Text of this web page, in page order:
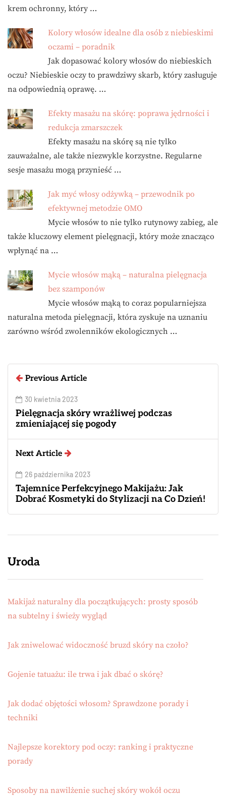
krem ochronny, który …
Kolory włosów idealne dla osób z niebieskimi
oczami – poradnik
Jak dopasować kolory włosów do niebieskich
oczu? Niebieskie oczy to prawdziwy skarb, który zasługuje
na odpowiednią oprawę. …
Efekty masażu na skórę: poprawa jędrności i
redukcja zmarszczek
Efekty masażu na skórę są nie tylko
zauważalne, ale także niezwykle korzystne. Regularne
sesje masażu mogą przynieść …
Jak myć włosy odżywką – przewodnik po
efektywnej metodzie OMO
Mycie włosów to nie tylko rutynowy zabieg, ale
także kluczowy element pielęgnacji, który może znacząco
wpłynąć na …
Mycie włosów mąką – naturalna pielęgnacja
bez szamponów
Mycie włosów mąką to coraz popularniejsza
naturalna metoda pielęgnacji, która zyskuje na uznaniu
zarówno wśród zwolenników ekologicznych …
Previous Article
30 kwietnia 2023
Pielęgnacja skóry wrażliwej podczas
zmieniającej się pogody
Next Article
26 października 2023
Tajemnice Perfekcyjnego Makijażu: Jak
Dobrać Kosmetyki do Stylizacji na Co Dzień!
Uroda
Makijaż naturalny dla początkujących: prosty sposób
na subtelny i świeży wygląd
Jak zniwelować widoczność bruzd skóry na czoło?
Gojenie tatuażu: ile trwa i jak dbać o skórę?
Jak dodać objętości włosom? Sprawdzone porady i
techniki
Najlepsze korektory pod oczy: ranking i praktyczne
porady
Sposoby na nawilżenie suchej skóry wokół oczu